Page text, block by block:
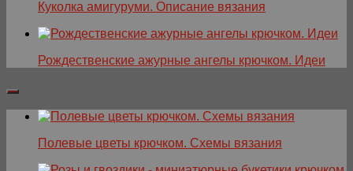
Куколка амигуруми. Описание вязания
Рождественские ажурные ангелы крючком. Идеи
Полевые цветы крючком. Схемы вязания